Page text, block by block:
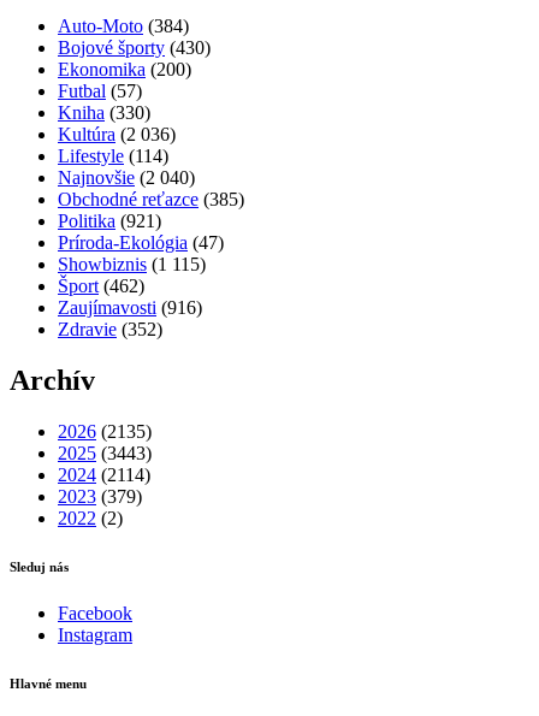
Auto-Moto (384)
Bojové športy (430)
Ekonomika (200)
Futbal (57)
Kniha (330)
Kultúra (2 036)
Lifestyle (114)
Najnovšie (2 040)
Obchodné reťazce (385)
Politika (921)
Príroda-Ekológia (47)
Showbiznis (1 115)
Šport (462)
Zaujímavosti (916)
Zdravie (352)
Archív
2026 (2135)
2025 (3443)
2024 (2114)
2023 (379)
2022 (2)
Sleduj nás
Facebook
Instagram
Hlavné menu